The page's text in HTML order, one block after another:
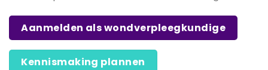
Aanmelden als wondverpleegkundige
Kennismaking plannen